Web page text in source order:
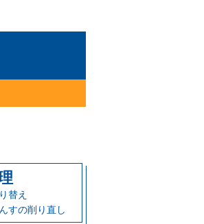
替え
すの削り直し